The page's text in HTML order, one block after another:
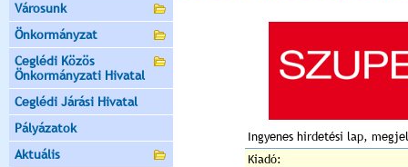
Városunk
Önkormányzat
Ceglédi Közös
Önkormányzati Hivatal
Ceglédi Járási Hivatal
Pályázatok
Aktuális
Ingyenes hirdetési lap,
Kiadó: